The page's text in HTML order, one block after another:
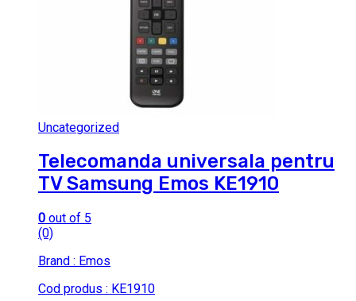
Uncategorized
Telecomanda universala pentru
TV Samsung Emos KE1910
0 out of 5
(0)
Brand : Emos
Cod produs : KE1910